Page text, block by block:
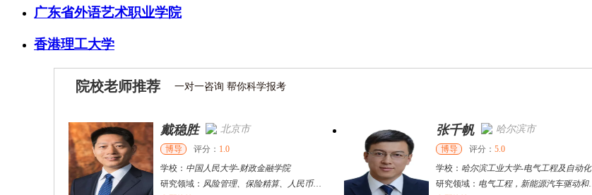
广东省外语艺术职业学院
香港理工大学
院校老师推荐 一对一咨询 帮你科学报考
戴稳胜 北京市
博导 评分： 1.0
学校： 中国人民大学-财政金融学院
研究领域： 风险管理、保险精算、人民币国际化
张千帆 哈尔滨市
博导 评分： 5.0
学校： 哈尔滨工业大学-电气工程及自动化学院
研究领域： 电气工程，新能源汽车驱动和充电